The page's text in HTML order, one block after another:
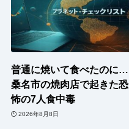
普通に焼いて食べたのに…
桑名市の焼肉店で起きた恐
怖の7人食中毒
2026年8月8日